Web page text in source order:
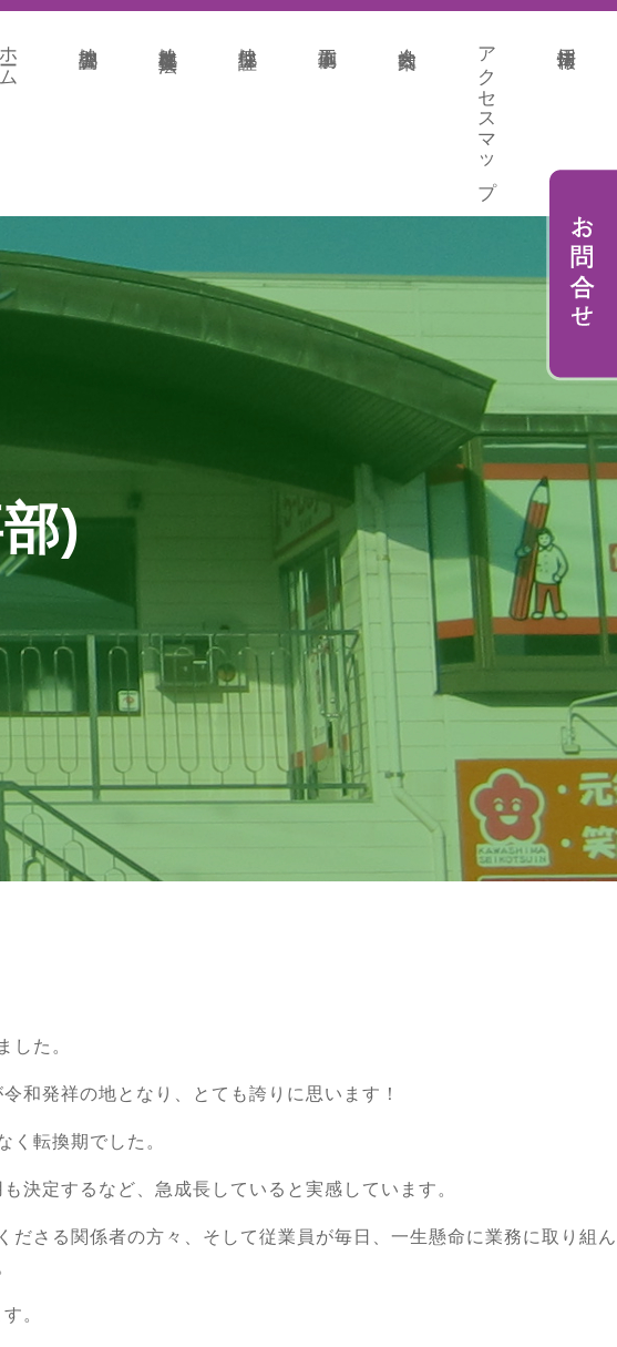
アクセスマップ
ホーム
)
した。
和発祥の地となり、とても誇りに思います！
く転換期でした。
決定するなど、急成長していると実感しています。
さる関係者の方々、そして従業員が毎日、一生懸命に業務に取り組ん
。